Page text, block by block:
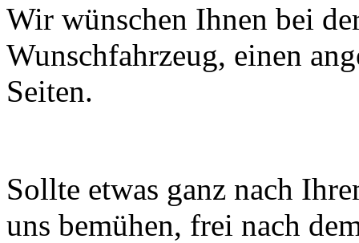
Wir wünschen Ihnen bei
Wunschfahrzeug, einen
Seiten.
Sollte etwas ganz nach
uns bemühen, frei nach